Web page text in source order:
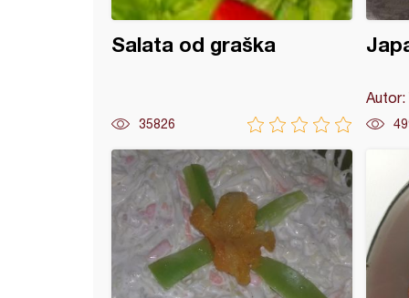
Salata od graška
35826
Autor: